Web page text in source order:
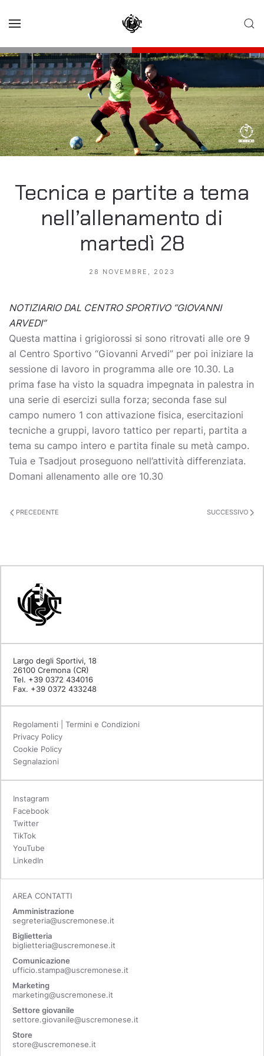
Tecnica e partite a tema
nell’allenamento di
martedì 28
28 NOVEMBRE, 2023
NOTIZIARIO DAL CENTRO SPORTIVO “GIOVANNI
ARVEDI”
Questa mattina i grigiorossi si sono ritrovati alle ore 9
al Centro Sportivo “Giovanni Arvedi” per poi iniziare la
sessione di lavoro in programma alle ore 10.30. La
prima fase ha visto la squadra impegnata in palestra in
una serie di esercizi sulla forza; seconda fase sul
campo numero 1 con attivazione fisica, esercitazioni
tecniche a gruppi, lavoro tattico per reparti, partita a
tema su campo intero e partita finale su metà campo.
Tuia e Tsadjout proseguono nell’attività differenziata.
Domani allenamento alle ore 10.30
PRECEDENTE SUCCESSIVO
Largo degli Sportivi, 18
26100 Cremona (CR)
Tel. +39 0372 434016
Fax. +39 0372 433248
Regolamenti | Termini e Condizioni
Privacy Policy
Cookie Policy
Segnalazioni
Instagram
Facebook
Twitter
TikTok
YouTube
LinkedIn
AREA CONTATTI
Amministrazione
segreteria@uscremonese.it
Biglietteria
biglietteria@uscremonese.it
Comunicazione
ufficio.stampa@uscremonese.it
Marketing
marketing@uscremonese.it
Settore giovanile
settore.giovanile@uscremonese.it
Store
store@uscremonese.it